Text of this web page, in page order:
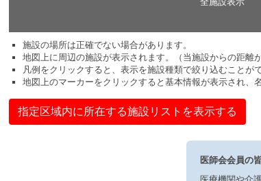
施設の場所は正確でない場合があります。
地図上に周辺の施設が表示されます。（当施設からの距離
凡例をクリックすると、表示を施設種類で絞り込むことが
地図上のマーカーをクリックすると基本情報が表示され、
指定区域内に所在する施設リストを表示する
医師会会員の